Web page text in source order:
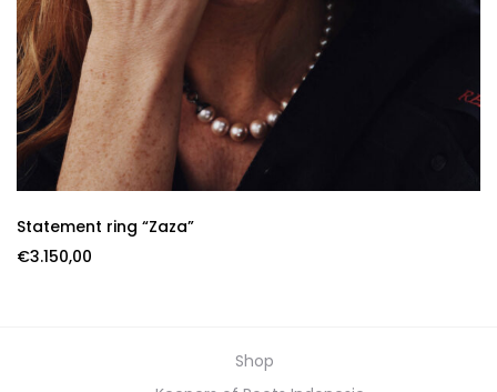
Statement ring “Zaza”
€3.150,00
Shop